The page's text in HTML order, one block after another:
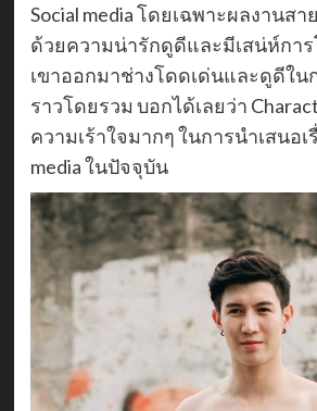
Social media โดยเฉพาะผลงานสา
ด้วยความน่ารักดูดีและมีเสน่ห์กา
เขาออกมาช่างโดดเด่นและดูดีใน
ราวโดยรวม บอกได้เลยว่า
ความเร้าใจมากๆ ในการนำเสนอเ
media ในปัจจุบัน